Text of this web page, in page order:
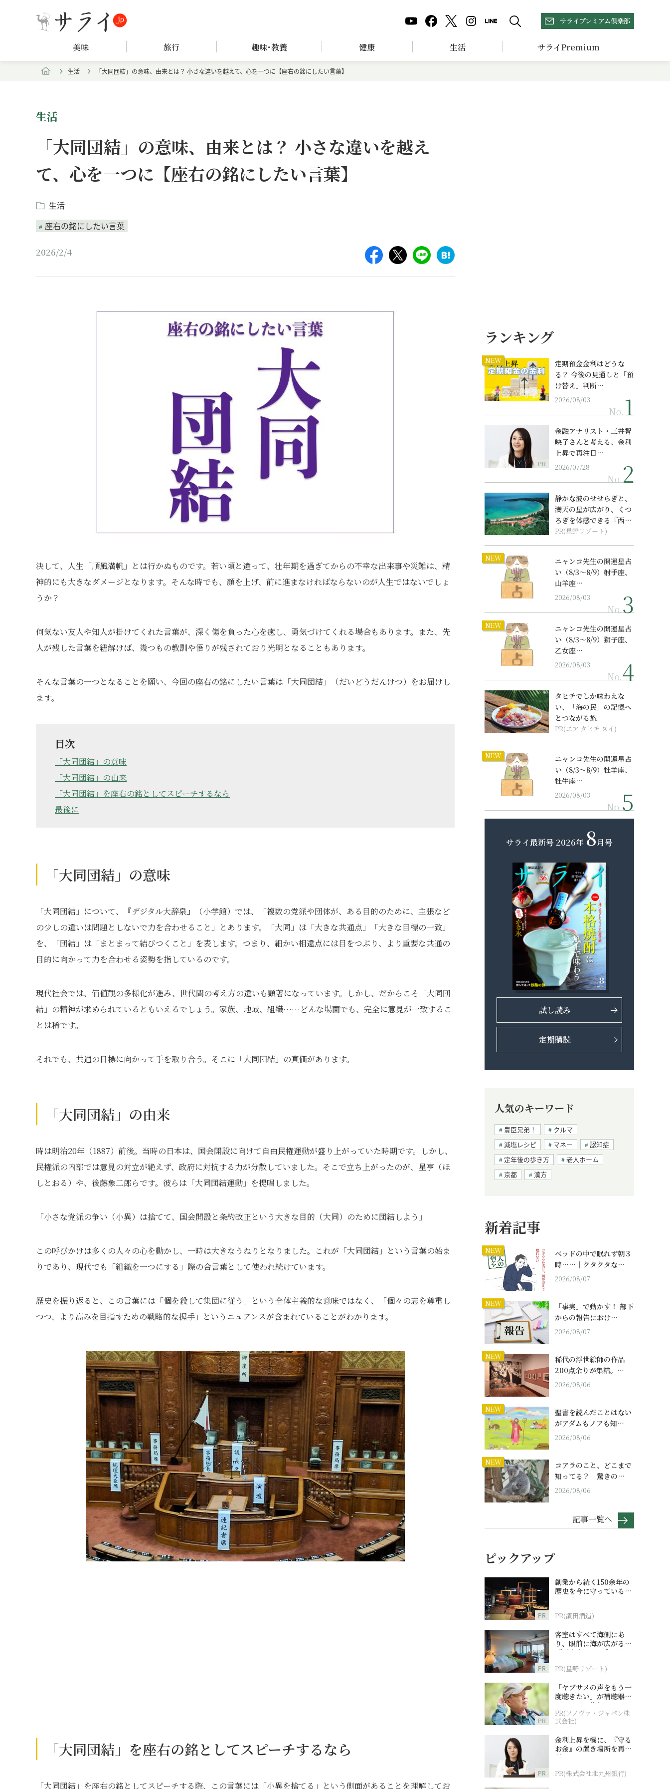
サライプレミアム倶楽部
美味 旅行 趣味･教養 健康 生活 サライPremium
生活 「大同団結」の意味、由来とは？ 小さな違いを越えて、心を一つに【座右の銘にしたい言葉】
生活
「大同団結」の意味、由来とは？ 小さな違いを越え
て、心を一つに【座右の銘にしたい言葉】
生活
座右の銘にしたい言葉
2026/2/4
決して、人生「順風満帆」とは行かぬものです。若い頃と違って、壮年期を過ぎてからの不幸な出来事や災難は、精
神的にも大きなダメージとなります。そんな時でも、顔を上げ、前に進まなければならないのが人生ではないでしょ
うか？
何気ない友人や知人が掛けてくれた言葉が、深く傷を負った心を癒し、勇気づけてくれる場合もあります。また、先
人が残した言葉を紐解けば、幾つもの教訓や悟りが残されており光明となることもあります。
そんな言葉の一つとなることを願い、今回の座右の銘にしたい言葉は「大同団結」（だいどうだんけつ）をお届けし
ます。
目次
「大同団結」の意味
「大同団結」の由来
「大同団結」を座右の銘としてスピーチするなら
最後に
「大同団結」の意味
「大同団結」について、『デジタル⼤辞泉』（小学館）では、「複数の党派や団体が、ある目的のために、主張など
の少しの違いは問題としないで力を合わせること」とあります。「大同」は「大きな共通点」「大きな目標の一致」
を、「団結」は「まとまって結びつくこと」を表します。つまり、細かい相違点には目をつぶり、より重要な共通の
目的に向かって力を合わせる姿勢を指しているのです。
現代社会では、価値観の多様化が進み、世代間の考え方の違いも顕著になっています。しかし、だからこそ「大同団
結」の精神が求められているともいえるでしょう。家族、地域、組織……どんな場面でも、完全に意見が一致するこ
とは稀です。
それでも、共通の目標に向かって手を取り合う。そこに「大同団結」の真価があります。
「大同団結」の由来
時は明治20年（1887）前後。当時の日本は、国会開設に向けて自由民権運動が盛り上がっていた時期です。しかし、
民権派の内部では意見の対立が絶えず、政府に対抗する力が分散していました。そこで立ち上がったのが、星亨（ほ
しとおる）や、後藤象二郎らです。彼らは「大同団結運動」を提唱しました。
「小さな党派の争い（小異）は捨てて、国会開設と条約改正という大きな目的（大同）のために団結しよう」
この呼びかけは多くの人々の心を動かし、一時は大きなうねりとなりました。これが「大同団結」という言葉の始ま
りであり、現代でも「組織を一つにする」際の合言葉として使われ続けています。
歴史を振り返ると、この言葉には「個を殺して集団に従う」という全体主義的な意味ではなく、「個々の志を尊重し
つつ、より高みを目指すための戦略的な握手」というニュアンスが含まれていることがわかります。
「大同団結」を座右の銘としてスピーチするなら
「大同団結」を座右の銘としてスピーチする際、この言葉には「小異を捨てる」という側面があることを理解してお
ランキング
NEW
定期預金金利はどうな
る？ 今後の見通しと「預
け替え」判断…
2026/08/03
No.
PR
金融アナリスト・三井智
映子さんと考える、金利
上昇で再注目…
2026/07/28
No.
静かな波のせせらぎと、
満天の星が広がり、くつ
ろぎを体感できる『西表
島ホテル by...
PR(星野リゾート)
NEW
ニャンコ先生の開運星占
い（8/3～8/9）射手座、
山羊座…
2026/08/03
No.
NEW
ニャンコ先生の開運星占
い（8/3～8/9）獅子座、
乙女座…
2026/08/03
No.
タヒチでしか味わえな
い、「海の民」の記憶へ
とつながる旅
PR(エア タヒチ ヌイ)
NEW
ニャンコ先生の開運星占
い（8/3～8/9）牡羊座、
牡牛座…
2026/08/03
No.
サライ最新号 2026年 8月号
試し読み
定期購読
人気のキーワード
豊臣兄弟！
クルマ
減塩レシピ
マネー
認知症
定年後の歩き方
老人ホーム
京都
漢方
新着記事
NEW
ベッドの中で眠れず朝３
時……｜クタクタな…
2026/08/07
NEW
「事実」で動かす！ 部下
からの報告におけ…
2026/08/07
NEW
稀代の浮世絵師の作品
200点余りが集結。…
2026/08/06
NEW
聖書を読んだことはない
がアダムもノアも知…
2026/08/06
NEW
コアラのこと、どこまで
知ってる？ 驚きの…
2026/08/06
記事一覧へ
ピックアップ
PR
創業から続く150余年の
歴史を今に守っている濵
田酒造
PR(濵田酒造)
PR
客室はすべて海側にあ
り、眼前に海が広がる
『西表島ホテル by 星野
PR(星野リゾート)
PR
「ヤブサメの声をもう一
度聴きたい」が補聴器チ
ャレンジの後押しに
PR(ソノヴァ・ジャパン株
式会社)
PR
金利上昇を機に、『守る
お金』の置き場所を再検
討
PR(株式会社北九州銀行)